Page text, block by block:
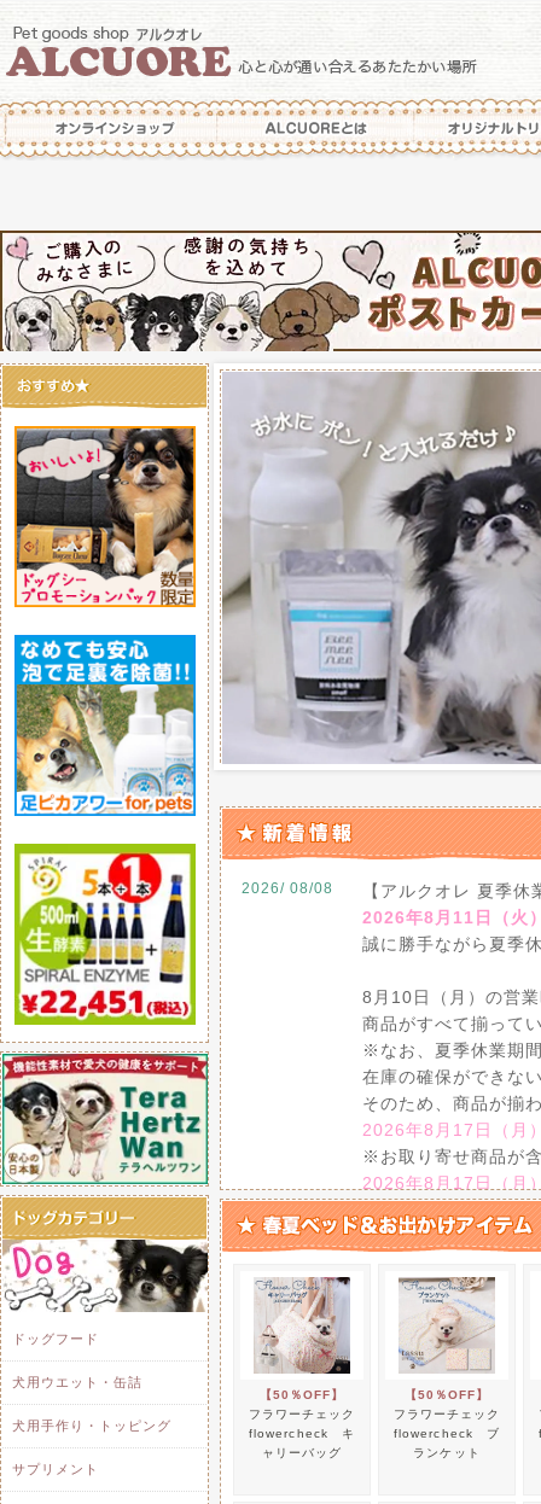
オンラインショップ ALCUOREとは
ドッグフード
犬用ウエット・缶詰
犬用手作り・トッピング
サプリメント
2026/ 08/08
【アルクオレ 夏季
2026年8月11日（火
誠に勝手ながら夏季
8月10日（月）の営
商品がすべて揃って
※なお、夏季休業期
在庫の確保ができな
そのため、商品が揃
2026年8月17日（月
※お取り寄せ商品が
2026年8月17日（月
また、休業期間中に
商品の発送等は、
お客様にはご迷惑を
い申し上げます。
2025/ 3/16
Piola（ピオラ）
厳選された国産原材
【50％OFF】
フラワーチェック
flowercheck キ
ャリーバッグ
【50％OFF】
フラワーチェック
flowercheck ブ
ランケット